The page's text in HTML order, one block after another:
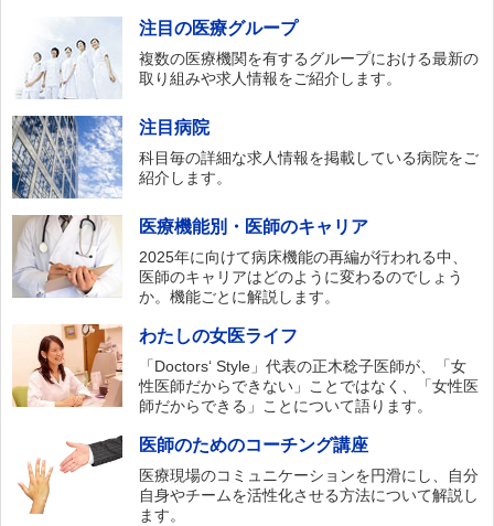
注目の医療グループ
複数の医療機関を有するグループにおける最新の
取り組みや求人情報をご紹介します。
注目病院
科目毎の詳細な求人情報を掲載している病院をご
紹介します。
医療機能別・医師のキャリア
2025年に向けて病床機能の再編が行われる中、
医師のキャリアはどのように変わるのでしょう
か。機能ごとに解説します。
わたしの女医ライフ
「Doctors‘ Style」代表の正木稔子医師が、「女
性医師だからできない」ことではなく、「女性医
師だからできる」ことについて語ります。
医師のためのコーチング講座
医療現場のコミュニケーションを円滑にし、自分
自身やチームを活性化させる方法について解説し
ます。